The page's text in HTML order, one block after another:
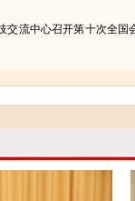
交流中心召开第十次全